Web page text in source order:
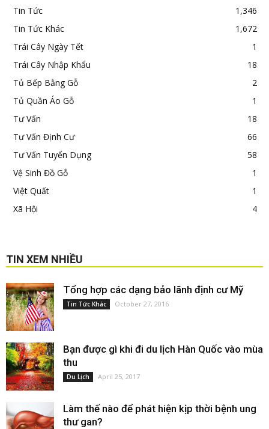
Tin Tức
1,346
Tin Tức Khác
1,672
Trái Cây Ngày Tết
1
Trái Cây Nhập Khẩu
18
Tủ Bếp Bằng Gỗ
2
Tủ Quần Áo Gỗ
1
Tư Vấn
18
Tư Vấn Định Cư
66
Tư Vấn Tuyển Dụng
58
Vệ Sinh Đồ Gỗ
1
Việt Quất
1
Xã Hội
4
TIN XEM NHIỀU
Tổng hợp các dạng bảo lãnh định cư Mỹ
Tin Tức Khác October 27, 2016
Bạn được gì khi đi du lịch Hàn Quốc vào mùa
thu
Du Lịch April 25, 2017
Làm thế nào để phát hiện kịp thời bệnh ung
thư gan?